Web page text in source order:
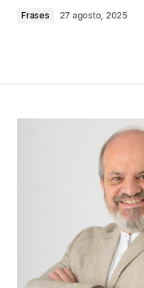
*
Guarda mi
este navegador
comente.
Este sitio esta
Frases 27 agosto, 2025